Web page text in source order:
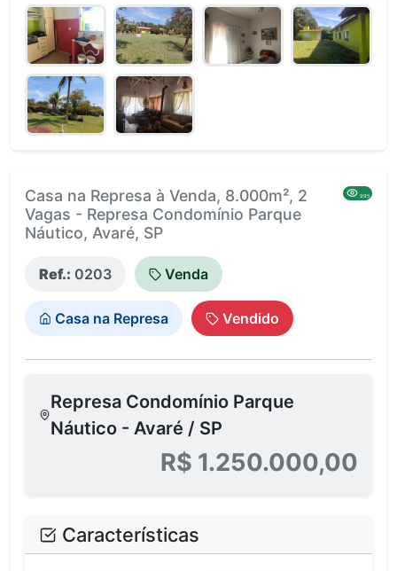
Casa na Represa à Venda, 8.000m², 2
Vagas - Represa Condomínio Parque
Náutico, Avaré, SP
995
Ref.: 0203 Venda
Casa na Represa Vendido
Represa Condomínio Parque
Náutico - Avaré / SP
R$ 1.250.000,00
Características